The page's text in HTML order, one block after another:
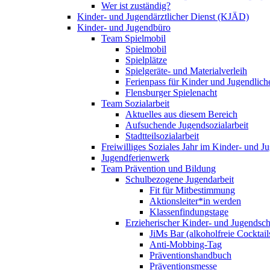
Wer ist zuständig?
Kinder- und Jugendärztlicher Dienst (KJÄD)
Kinder- und Jugendbüro
Team Spielmobil
Spielmobil
Spielplätze
Spielgeräte- und Materialverleih
Ferienpass für Kinder und
Flensburger Spielenacht
Team Sozialarbeit
Aktuelles aus diesem Bereich
Aufsuchende Jugendsozialarbeit
Stadtteilsozialarbeit
Freiwilliges Soziales Jahr im Kinder- und
Jugendferienwerk
Team Prävention und Bildung
Schulbezogene Jugendarbeit
Fit für Mitbestimmung
Aktionsleiter*in werden
Klassenfindungstage
Erzieherischer Kinder- und
JiMs Bar (alkoholfreie
Anti-Mobbing-Tag
Präventionshandbuch
Präventionsmesse